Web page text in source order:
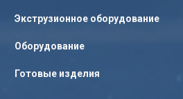
Экструзионное оборудование
Оборудование
Готовые изделия